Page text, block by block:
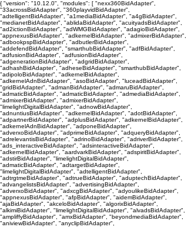
{ "version": "10.12.0", "modules": [ "nexx360BidAdapter",
"33acrossBidAdapter", "360playvidBidAdapter",
"adtelligentBidAdapter", "a1mediaBidAdapter", "a4gBidAdapter",
"medianetBidAdapter", "ablidaBidAdapter", "acuityadsBidAdapter",
"ad2ictionBidAdapter", "adWMGBidAdapter", "adagioBidAdapter",
"appnexusBidAdapter", "adkernelBidAdapter", "admixerBidAdapter",
"adbookpspBidAdapter", "adbutlerBidAdapter",
"addefendBidAdapter", "smarthubBidAdapter", "adfBidAdapter",
"adfusionBidAdapter", "adfusionBidAdapter",
"adgenerationBidAdapter", "adgridBidAdapter",
"adhashBidAdapter", "adheseBidAdapter", "smarthubBidAdapter",
"adipoloBidAdapter", "adkernelBidAdapter",
"adkernelAdnBidAdapter", "asoBidAdapter", "luceadBidAdapter",
"gridBidAdapter", "admanBidAdapter", "admaruBidAdapter",
"admaticBidAdapter", "admaticBidAdapter", "admediaBidAdapter",
"admixerBidAdapter", "admixerBidAdapter",
"limelightDigitalBidAdapter", "adnowBidAdapter",
"adnuntiusBidAdapter", "adkernelBidAdapter", "adotBidAdapter",
"adpartnerBidAdapter", "adplusBidAdapter", "adkernelBidAdapter",
"adkernelAdnBidAdapter", "adponeBidAdapter",
"adverxoBidAdapter", "adprimeBidAdapter", "adqueryBidAdapter",
"adrelevantisBidAdapter", "adrinoBidAdapter", "adriverBidAdapter",
"ads_interactiveBidAdapter", "adsinteractiveBidAdapter",
"adkernelBidAdapter", "aardvarkBidAdapter", "adspiritBidAdapter",
"adstirBidAdapter", "limelightDigitalBidAdapter",
"admaticBidAdapter", "adtargetBidAdapter",
"limelightDigitalBidAdapter", "adtelligentBidAdapter",
"adtrgtmeBidAdapter", "adtrueBidAdapter", "aduptechBidAdapter",
"advangelistsBidAdapter", "advertisingBidAdapter",
"adverxoBidAdapter", "adxcgBidAdapter", "adyoulikeBidAdapter",
"appnexusBidAdapter", "afpBidAdapter", "aidemBidAdapter",
"ajaBidAdapter", "akceloBidAdapter", "algorixBidAdapter",
"alkimiBidAdapter", "limelightDigitalBidAdapter", "alvadsBidAdapter",
"ampliffyBidAdapter", "amxBidAdapter", "beyondmediaBidAdapter",
"aniviewBidAdapter", "anyclipBidAdapter",